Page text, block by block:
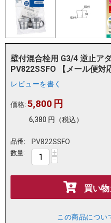
壁付混合栓用 G3/4 逆止ア
PV822SSFO 【メール便対
レビューを書く
価格: 5,800 円
6,380 円 （税込）
品番: PV822SSFO
数量: +
−
買い
この商品につい